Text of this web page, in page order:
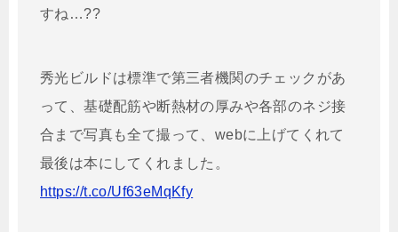
すね…??
秀光ビルドは標準で第三者機関のチェックがあ
って、基礎配筋や断熱材の厚みや各部のネジ接
合まで写真も全て撮って、webに上げてくれて
最後は本にしてくれました。
https://t.co/Uf63eMqKfy